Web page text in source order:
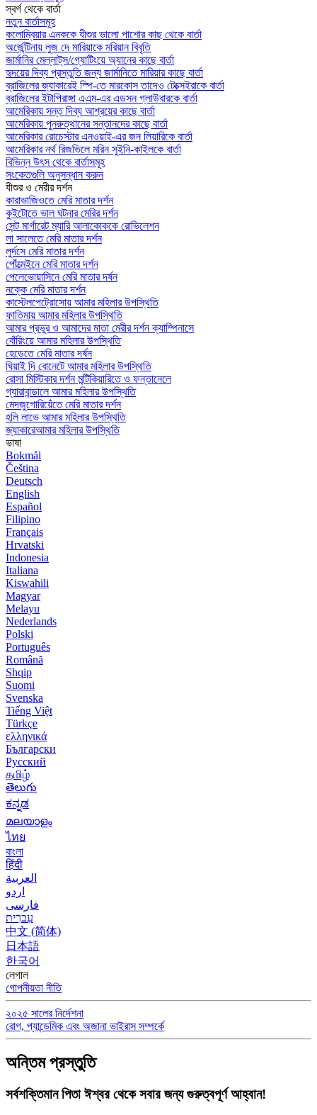
স্বর্গ থেকে বার্তা
নতুন বার্তাসমূহ
কলোম্বিয়ার এনককে যীশুর ভালো পাশোর কাছ থেকে বার্তা
অর্জেন্টিনায় লুজ দে মারিয়াকে মরিয়ান বিবৃতি
জার্মানির মেল্লাট্‌স/গ্যোটিংয়ে অ্যানের কাছে বার্তা
হৃদয়ের দিব্য প্রস্তুতি জন্য জার্মানিতে মারিয়ার কাছে বার্তা
ব্রাজিলের জ্যাকারেই স্পি-তে মারকোস তাদেও টেক্সেইরাকে বার্তা
ব্রাজিলের ইটাপিরাঙ্গা এএম-এর এডসন গ্লাউবারকে বার্তা
আমেরিকায় সন্ত দিব্য আশ্রয়ের কাছে বার্তা
আমেরিকায় পুনরুত্থানের সন্তানদের কাছে বার্তা
আমেরিকার রোচেস্টার এনওয়াই-এর জন লিয়ারিকে বার্তা
আমেরিকার নর্থ রিজভিলে মরিন সুইনি-কাইলকে বার্তা
বিভিন্ন উৎস থেকে বার্তাসমূহ
সংকেতগুলি অনুসন্ধান করুন
যীশুর ও মেরীর দর্শন
কারাভাজিওতে মেরি মাতার দর্শন
কুইটোতে ভাল ঘটনার মেরির দর্শন
সেন্ট মার্গারেট ম্যারি আলাকোককে রোভিলেশন
লা সালেতে মেরি মাতার দর্শন
লুর্দসে মেরি মাতার দর্শন
পোঁত্মেইনে মেরি মাতার দর্শন
পেলেভোয়াসিনে মেরি মাতার দর্ষন
নক্কে মেরি মাতার দর্শন
কাস্টেলপেট্রোসোয় আমার মহিলার উপস্থিতি
ফাতিমায় আমার মহিলার উপস্থিতি
আমার প্রভুর ও আমাদের মাতা মেরীর দর্শন ক্যাম্পিনাসে
বোঁরিংয়ে আমার মহিলার উপস্থিতি
হেডেতে মেরি মাতার দর্ষন
ঘিয়াই দি বোনেটে আমার মহিলার উপস্থিতি
রোসা মিস্টিকার দর্শন মন্টিকিয়ারিতে ও ফন্তানেলে
গ্যারাবান্ডালে আমার মহিলার উপস্থিতি
মেদজুগোরিয়েঁতে মেরি মাতার দর্শন
হলি লাভে আমার মহিলার উপস্থিতি
জ্যাকারেআমার মহিলার উপস্থিতি
ভাষা
Bokmål
Čeština
Deutsch
English
Español
Filipino
Français
Hrvatski
Indonesia
Italiana
Kiswahili
Magyar
Melayu
Nederlands
Polski
Português
Română
Shqip
Suomi
Svenska
Tiếng Việt
Türkçe
ελληνικά
Български
Русский
தமிழ்
తెలుగు
ಕನ್ನಡ
മലയാളം
ไทย
বাংলা
हिंदी
العربية
اردو
فارسی
עִברִית
中文 (简体)
日本語
한국어
লেগাল
গোপনীয়তা নীতি
২০২৫ সালের নির্দেশনা
রোগ, প্যান্ডেমিক এবং অজানা ভাইরাস সম্পর্কে
অন্তিম প্রস্তুতি
সর্বশক্তিমান পিতা ঈশ্বর থেকে সবার জন্য গুরুত্বপূর্ণ আহ্বান!